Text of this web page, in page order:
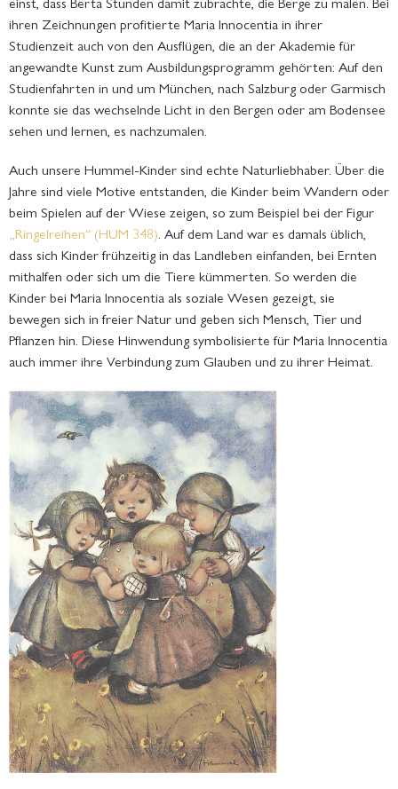
ihren Zeichnungen profitierte Maria Innocentia in ihrer
Studienzeit auch von den Ausflügen, die an der Akademie für
angewandte Kunst zum Ausbildungsprogramm gehörten: Auf den
Studienfahrten in und um München, nach Salzburg oder Garmisch
konnte sie das wechselnde Licht in den Bergen oder am Bodensee
sehen und lernen, es nachzumalen.
Auch unsere Hummel-Kinder sind echte Naturliebhaber. Über die
Jahre sind viele Motive entstanden, die Kinder beim Wandern oder
beim Spielen auf der Wiese zeigen, so zum Beispiel bei der Figur
„Ringelreihen“ (HUM 348). Auf dem Land war es damals üblich,
dass sich Kinder frühzeitig in das Landleben einfanden, bei Ernten
mithalfen oder sich um die Tiere kümmerten. So werden die
Kinder bei Maria Innocentia als soziale Wesen gezeigt, sie
bewegen sich in freier Natur und geben sich Mensch, Tier und
Pflanzen hin. Diese Hinwendung symbolisierte für Maria Innocentia
auch immer ihre Verbindung zum Glauben und zu ihrer Heimat.